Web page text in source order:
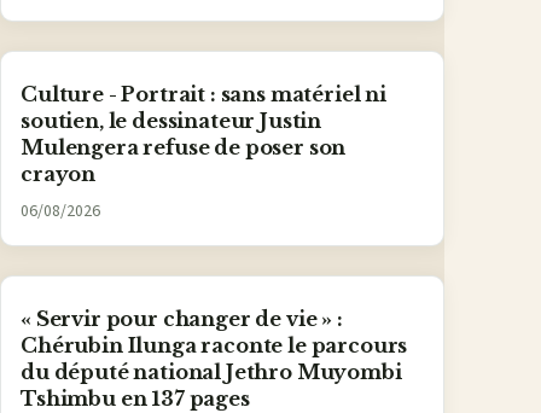
Culture - Portrait : sans matériel ni
soutien, le dessinateur Justin
Mulengera refuse de poser son
crayon
06/08/2026
« Servir pour changer de vie » :
Chérubin Ilunga raconte le parcours
du député national Jethro Muyombi
Tshimbu en 137 pages